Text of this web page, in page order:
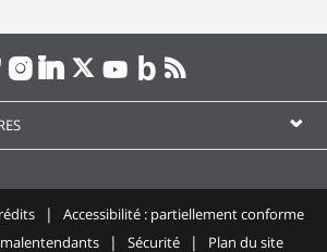
Accessibilité : partiellement conforme
Sécurité Plan du site